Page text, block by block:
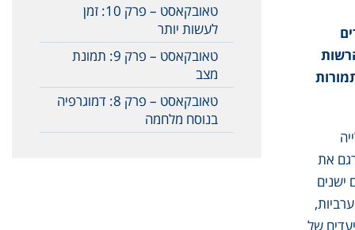
את
ישנים
כמעט עומדת ביעדים של
טאובקאסט – פרק 10: זמן
לעשות יותר
טאובקאסט – פרק 9: תמונת
מצב
טאובקאסט – פרק 8: דמוגרפיה
בנוסח מלחמה